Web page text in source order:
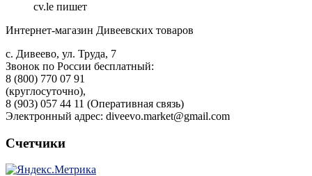
cv.le пишет
Интернет-магазин Дивеевских товаров
с. Дивеево, ул. Труда, 7
Звонок по России бесплатный:
8 (800) 770 07 91
(круглосуточно),
8 (903) 057 44 11 (Оперативная связь)
Электронный адрес: diveevo.market@gmail.com
Счетчики